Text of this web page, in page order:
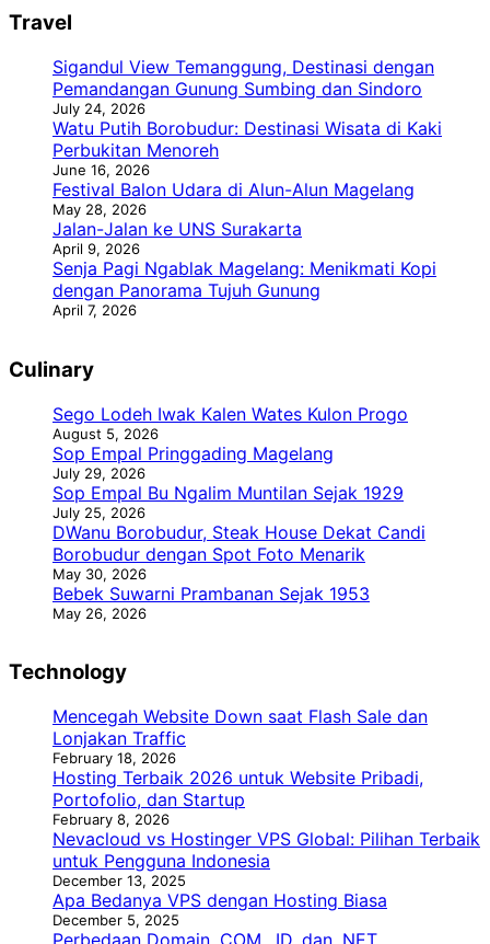
Travel
Sigandul View Temanggung, Destinasi dengan
Pemandangan Gunung Sumbing dan Sindoro
July 24, 2026
Watu Putih Borobudur: Destinasi Wisata di Kaki
Perbukitan Menoreh
June 16, 2026
Festival Balon Udara di Alun-Alun Magelang
May 28, 2026
Jalan-Jalan ke UNS Surakarta
April 9, 2026
Senja Pagi Ngablak Magelang: Menikmati Kopi
dengan Panorama Tujuh Gunung
April 7, 2026
Culinary
Sego Lodeh Iwak Kalen Wates Kulon Progo
August 5, 2026
Sop Empal Pringgading Magelang
July 29, 2026
Sop Empal Bu Ngalim Muntilan Sejak 1929
July 25, 2026
DWanu Borobudur, Steak House Dekat Candi
Borobudur dengan Spot Foto Menarik
May 30, 2026
Bebek Suwarni Prambanan Sejak 1953
May 26, 2026
Technology
Mencegah Website Down saat Flash Sale dan
Lonjakan Traffic
February 18, 2026
Hosting Terbaik 2026 untuk Website Pribadi,
Portofolio, dan Startup
February 8, 2026
Nevacloud vs Hostinger VPS Global: Pilihan Terbaik
untuk Pengguna Indonesia
December 13, 2025
Apa Bedanya VPS dengan Hosting Biasa
December 5, 2025
Perbedaan Domain .COM, .ID, dan .NET